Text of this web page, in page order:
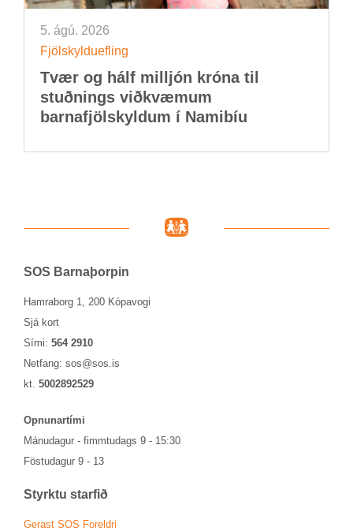
5. ágú. 2026
Fjöl­skyldu­efl­ing
Tvær og hálf millj­ón króna til
stuðn­ings við­kvæm­um
barna­fjöl­skyld­um í Namib­íu
SOS Barna­þorp­in
Hamraborg 1, 200 Kópavogi
Sjá kort
Sími: 564 2910
Netfang: sos@sos.is
kt. 5002892529
Opn­un­ar­tími
Mánu­dag­ur - fimmtu­dags 9 - 15:30
Föstu­dag­ur 9 - 13
Styrktu starf­ið
Ger­ast SOS For­eldri